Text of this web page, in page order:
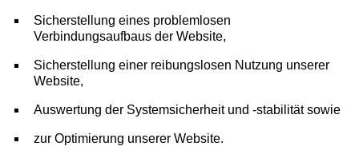
Sicherstellung eines problemlosen
Verbindungsaufbaus der Website,
Sicherstellung einer reibungslosen Nutzung unserer
Website,
Auswertung der Systemsicherheit und -stabilität sowie
zur Optimierung unserer Website.